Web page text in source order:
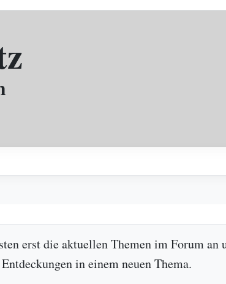
erst die aktuellen Themen im Forum
in einem neuen Thema.